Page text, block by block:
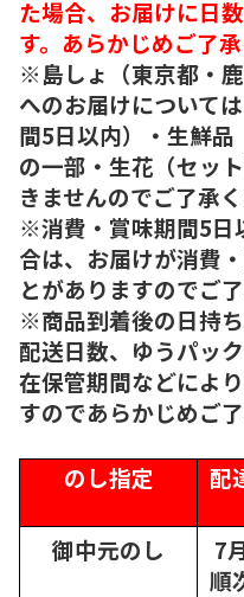
た場合、お届けに日
す。あらかじめご了承
※島しょ（東京都・
へのお届けについて
間5日以内）・生鮮品
の一部・生花（セッ
きませんのでご了承く
※消費・賞味期間5日
合は、お届けが消費
とがありますのでご
※商品到着後の日持
配送日数、ゆうパッ
在保管期間などによ
すのであらかじめご
のし指定
配
御中元のし
7
順